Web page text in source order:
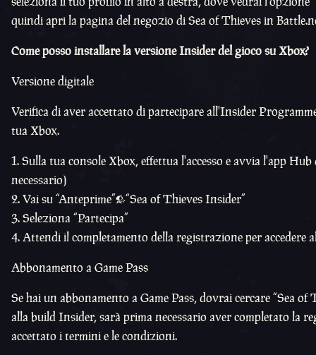
quindi apri la pagina del negozio di Sea of Thieves in
Come posso installare la versione Insider del gioco su Xbox?
Versione digitale
Verifica di aver accettato di partecipare all'Insider
tua Xbox.
Sulla tua console Xbox, effettua l'accesso e avvia l'app
necessario)
Vai su “Anteprime”>“Sea of Thieves Insider”
Seleziona “Partecipa”
Attendi il completamento della registrazione per accedere
Abbonamento a Game Pass
Se hai un abbonamento a Game Pass, dovrai cercare “Sea
alla build Insider, sarà prima necessario aver completato la
accettato i termini e le condizioni.